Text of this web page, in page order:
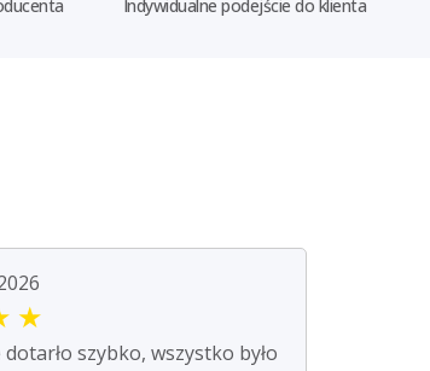
Indywidualne podejście do klienta
★
szybko, wszystko było